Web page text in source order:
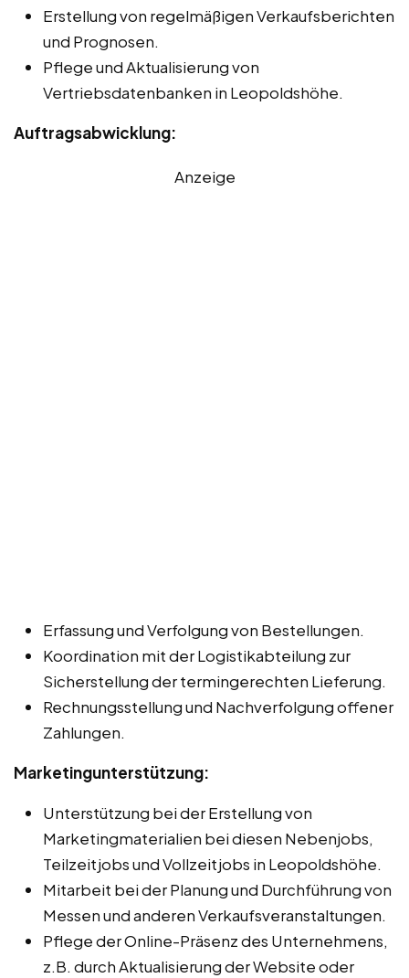
Erstellung von regelmäßigen Verkaufsberichten
und Prognosen.
Pflege und Aktualisierung von
Vertriebsdatenbanken in Leopoldshöhe.
Auftragsabwicklung:
Anzeige
Erfassung und Verfolgung von Bestellungen.
Koordination mit der Logistikabteilung zur
Sicherstellung der termingerechten Lieferung.
Rechnungsstellung und Nachverfolgung offener
Zahlungen.
Marketingunterstützung:
Unterstützung bei der Erstellung von
Marketingmaterialien bei diesen Nebenjobs,
Teilzeitjobs und Vollzeitjobs in Leopoldshöhe.
Mitarbeit bei der Planung und Durchführung von
Messen und anderen Verkaufsveranstaltungen.
Pflege der Online-Präsenz des Unternehmens,
z.B. durch Aktualisierung der Website oder